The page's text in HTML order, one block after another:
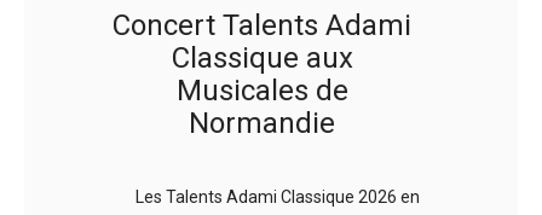
Concert Talents Adami
Classique aux
Musicales de
Normandie
Les Talents Adami Classique 2026 en